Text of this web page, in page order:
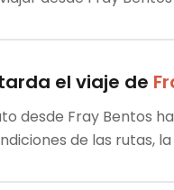
el viaje de
desde Fray Bentos
de las rutas,